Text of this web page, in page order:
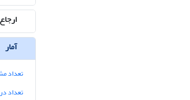
آمار
تعداد
تعداد